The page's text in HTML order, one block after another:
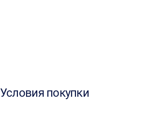
Условия покупки